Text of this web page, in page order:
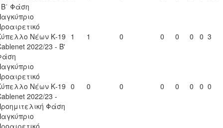
Φάση
Νέων Κ-19
2022/23 - B'
1 1 0 0 0 0 0 3
Νέων Κ-19
2022/23 -
Φάση
0 0 0 0 0 0 0 0